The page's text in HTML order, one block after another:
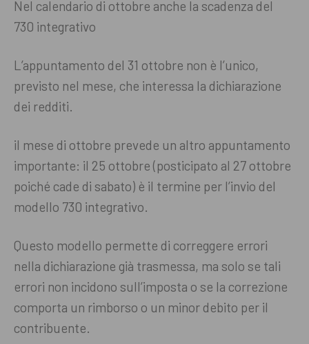
Nel calendario di ottobre anche la scadenza del
730 integrativo
L’appuntamento del 31 ottobre non è l’unico,
previsto nel mese, che interessa la dichiarazione
dei redditi.
il mese di ottobre prevede un altro appuntamento
importante: il 25 ottobre (posticipato al 27 ottobre
poiché cade di sabato) è il termine per l’invio del
modello 730 integrativo.
Questo modello permette di correggere errori
nella dichiarazione già trasmessa, ma solo se tali
errori non incidono sull’imposta o se la correzione
comporta un rimborso o un minor debito per il
contribuente.